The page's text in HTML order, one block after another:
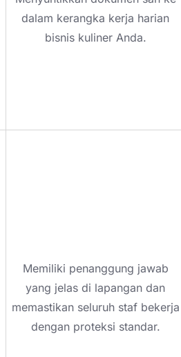
dalam kerangka kerja harian
bisnis kuliner Anda.
Memiliki penanggung jawab
yang jelas di lapangan dan
memastikan seluruh staf bekerja
dengan proteksi standar.